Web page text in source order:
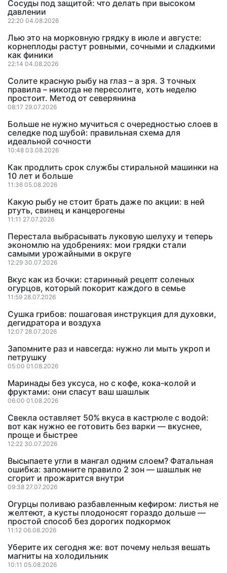
Сосуды под защитой: что делать при высоком
давлении
22:20 04.08.2026
Лью это на морковную грядку в июле и августе:
корнеплоды растут ровными, сочными и сладкими
как финики
22:14 04.08.2026
Солите красную рыбу на глаз – а зря. 3 точных
правила – никогда не пересолите, хоть неделю
простоит. Метод от северянина
08:17 29.07.2026
Больше не нужно мучиться с очередностью слоев в
селедке под шубой: правильная схема для
идеальной сочности
10:48 03.08.2026
Как продлить срок службы стиральной машинки на
10 лет и больше
11:36 05.08.2026
Какую рыбу не стоит брать даже по акции: в ней
ртуть, свинец и канцерогены
11:11 27.07.2026
Перестала выбрасывать луковую шелуху и теперь
экономлю на удобрениях: мои грядки стали
самыми урожайными в округе
12:29 30.07.2026
Вкус как из бочки: старинный рецепт соленых
огурцов, который покорит каждого в семье
11:59 28.07.2026
Сушка грибов: пошаговая инструкция для духовки,
дегидратора и воздуха
12:07 28.07.2026
Запомните раз и навсегда: нужно ли мыть укроп и
петрушку
05:00 01.08.2026
Маринады без уксуса, но с кофе, кока-колой и
фруктами: они спасут ваш шашлык
06:00 01.08.2026
Свекла оставляет 50% вкуса в кастрюле с водой:
вот как нужно ее готовить без варки — вкуснее,
проще и быстрее
12:22 30.07.2026
Высыпаете угли в мангал одним слоем? Фатальная
ошибка: запомните правило 2 зон — шашлык не
сгорит и прожарится внутри
09:38 27.07.2026
Огурцы поливаю разбавленным кефиром: листья не
желтеют, а кусты плодоносят гораздо дольше —
простой способ без дорогих подкормок
11:12 06.08.2026
Уберите их сегодня же: вот почему нельзя вешать
магниты на холодильник
10:11 05.08.2026